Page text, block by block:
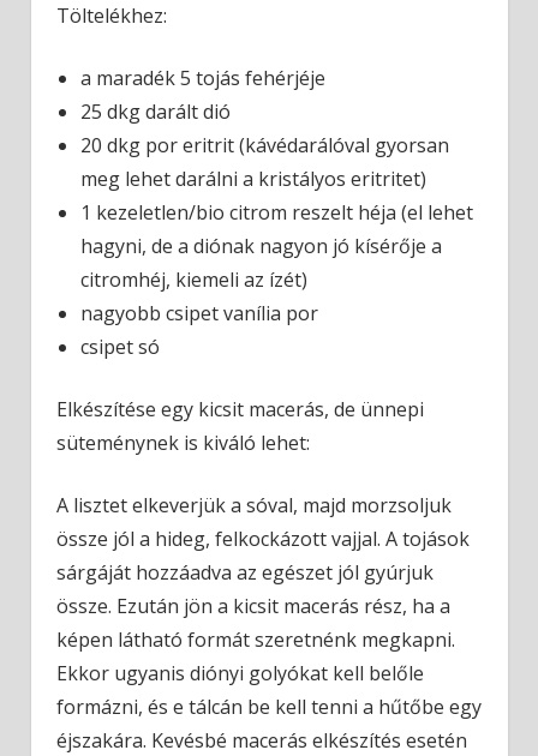
Töltelékhez:
a maradék 5 tojás fehérjéje
25 dkg darált dió
20 dkg por eritrit (kávédarálóval gyorsan
meg lehet darálni a kristályos eritritet)
1 kezeletlen/bio citrom reszelt héja (el lehet
hagyni, de a diónak nagyon jó kísérője a
citromhéj, kiemeli az ízét)
nagyobb csipet vanília por
csipet só
Elkészítése egy kicsit macerás, de ünnepi
süteménynek is kiváló lehet:
A lisztet elkeverjük a sóval, majd morzsoljuk
össze jól a hideg, felkockázott vajjal. A tojások
sárgáját hozzáadva az egészet jól gyúrjuk
össze. Ezután jön a kicsit macerás rész, ha a
képen látható formát szeretnénk megkapni.
Ekkor ugyanis diónyi golyókat kell belőle
formázni, és e tálcán be kell tenni a hűtőbe egy
éjszakára. Kevésbé macerás elkészítés esetén